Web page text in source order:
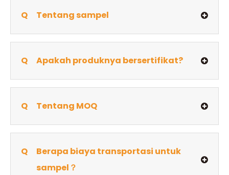
Q Tentang sampel
Q Apakah produknya bersertifikat?
Q Tentang MOQ
Q
Berapa biaya transportasi untuk
sampel？